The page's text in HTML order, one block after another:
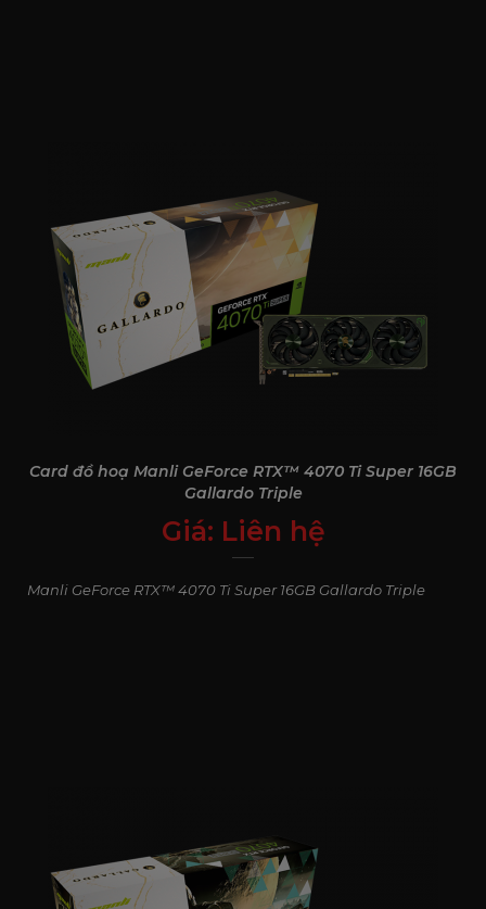
Card đồ hoạ Manli GeForce RTX™ 4070 Ti Super 16GB
Gallardo Triple
Giá: Liên hệ
0₫
Manli GeForce RTX™ 4070 Ti Super 16GB Gallardo Triple